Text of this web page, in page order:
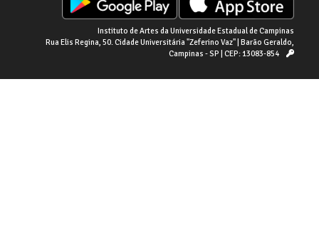
Instituto de Artes da Universidade Estadual de Campinas
Rua Elis Regina, 50. Cidade Universitária "Zeferino Vaz" | Barão Geraldo,
Campinas - SP | CEP: 13083-854